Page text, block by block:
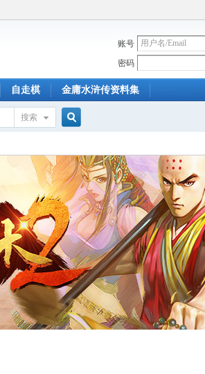
账号
密码
自走棋 金庸水浒传资料集
搜索
索